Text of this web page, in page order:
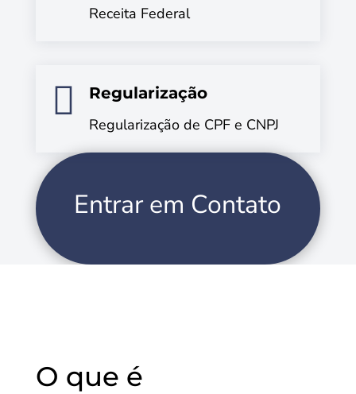
Receita Federal

Regularização
Regularização de CPF e CNPJ
Entrar em Contato
O que é